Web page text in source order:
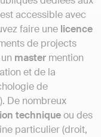
accessible avec
faire une licence
de projects
master mention
et de la
de
De nombreux
techniqueou des
particulier (droit,